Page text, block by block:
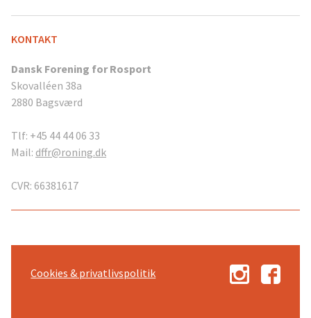
KONTAKT
Dansk Forening for Rosport
Skovalléen 38a
2880 Bagsværd
Tlf: +45 44 44 06 33
Mail: dffr@roning.dk
CVR: 66381617
Cookies & privatlivspolitik